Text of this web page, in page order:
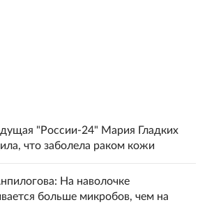
"России-24" Мария Гладких
что заболела раком кожи
На наволочке
больше микробов, чем на